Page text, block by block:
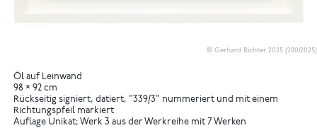
© Gerhard Richter 2025 (28012025)
Öl auf Leinwand
98 × 92 cm
Rückseitig signiert, datiert, "339/3" nummeriert und mit einem
Richtungspfeil markiert
Auflage Unikat; Werk 3 aus der Werkreihe mit 7 Werken